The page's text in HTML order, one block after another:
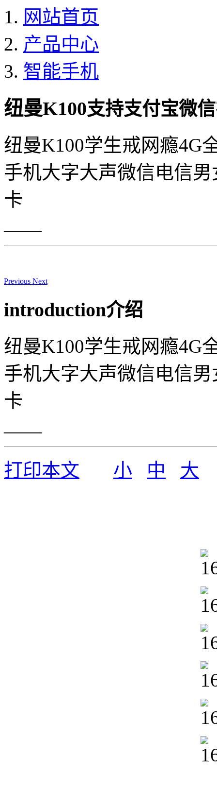
网站首页
产品中心
智能手机
纽曼K100支持支付宝微
纽曼K100学生戒网瘾4G
手机大字大声微信电信
卡
——
Previous Next
introduction介绍
纽曼K100学生戒网瘾4G
手机大字大声微信电信
卡
——
打印本文
小 中 大